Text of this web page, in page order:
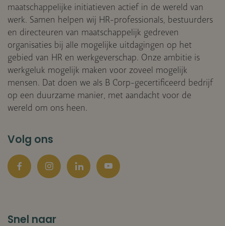
maatschappelijke initiatieven actief in de wereld van
werk. Samen helpen wij HR-professionals, bestuurders
en directeuren van maatschappelijk gedreven
organisaties bij alle mogelijke uitdagingen op het
gebied van HR en werkgeverschap. Onze ambitie is
werkgeluk mogelijk maken voor zoveel mogelijk
mensen. Dat doen we als B Corp-gecertificeerd bedrijf
op een duurzame manier, met aandacht voor de
wereld om ons heen.
Volg ons
Snel naar